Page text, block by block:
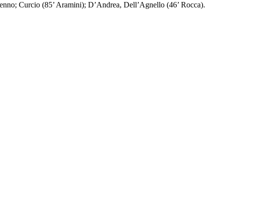
Curcio (85’ Aramini); D’Andrea, Dell’Agnello (46’ Rocca).